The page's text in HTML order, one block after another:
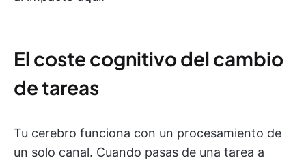
El coste cognitivo del cambio
de tareas
Tu cerebro funciona con un procesamiento de
un solo canal. Cuando pasas de una tarea a